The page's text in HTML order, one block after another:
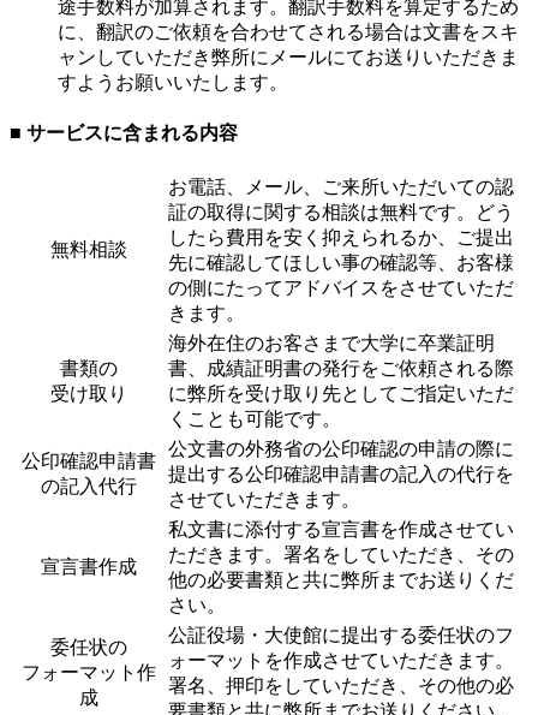
途手数料が加算されます。翻訳手数料を算定するため
に、翻訳のご依頼を合わせてされる場合は文書をスキ
ャンしていただき弊所にメールにてお送りいただきま
すようお願いいたします。
■ サービスに含まれる内容
無料相談
お電話、メール、ご来所いただいての認
証の取得に関する相談は無料です。どう
したら費用を安く抑えられるか、ご提出
先に確認してほしい事の確認等、お客様
の側にたってアドバイスをさせていただ
きます。
書類の
受け取り
海外在住のお客さまで大学に卒業証明
書、成績証明書の発行をご依頼される際
に弊所を受け取り先としてご指定いただ
くことも可能です。
公印確認申請書
の記入代行
公文書の外務省の公印確認の申請の際に
提出する公印確認申請書の記入の代行を
させていただきます。
宣言書作成
私文書に添付する宣言書を作成させてい
ただきます。署名をしていただき、その
他の必要書類と共に弊所までお送りくだ
さい。
委任状の
フォーマット作
成
公証役場・大使館に提出する委任状のフ
ォーマットを作成させていただきます。
署名、押印をしていただき、その他の必